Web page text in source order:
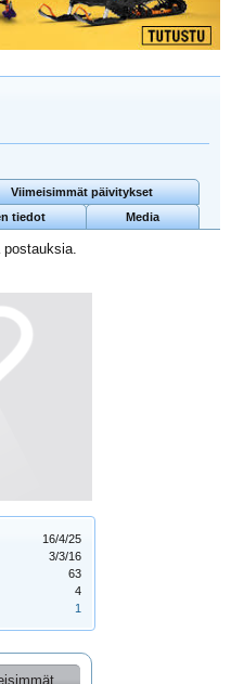
16/4/25
3/3/16
63
4
1
Viimeisimmät päivitykset
tiedot Media